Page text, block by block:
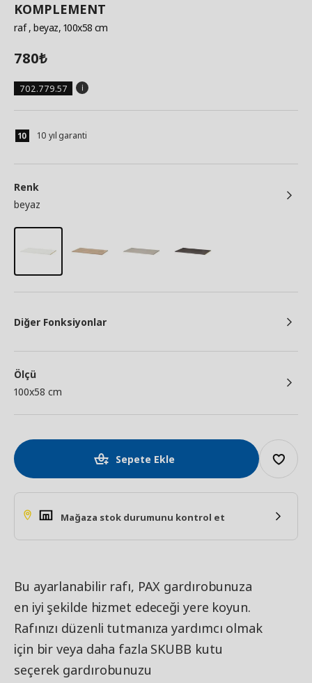
KOMPLEMENT
raf, beyaz, 100x58 cm
780₺
702.779.57
10 yıl garanti
Renk
beyaz
Diğer Fonksiyonlar
Ölçü
100x58 cm
Sepete Ekle
Mağaza stok durumunu kontrol et
Bu ayarlanabilir rafı, PAX gardırobunuza
en iyi şekilde hizmet edeceği yere koyun.
Rafınızı düzenli tutmanıza yardımcı olmak
için bir veya daha fazla SKUBB kutu
seçerek gardırobunuzu